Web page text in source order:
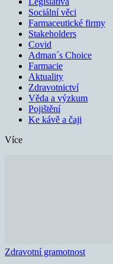
Sociální věci
Farmaceutické firmy
Stakeholders
Covid
Adman´s Choice
Farmacie
Aktuality
Zdravotnictví
Věda a výzkum
Pojištění
Ke kávě a čaji
Více
Zdravotní gramotnost